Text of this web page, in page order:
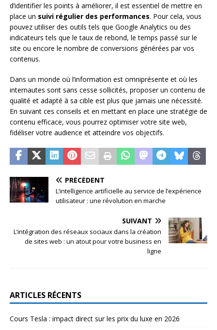
d’identifier les points à améliorer, il est essentiel de mettre en
place un suivi régulier des performances. Pour cela, vous
pouvez utiliser des outils tels que Google Analytics ou des
indicateurs tels que le taux de rebond, le temps passé sur le
site ou encore le nombre de conversions générées par vos
contenus.
Dans un monde où l’information est omniprésente et où les
internautes sont sans cesse sollicités, proposer un contenu de
qualité et adapté à sa cible est plus que jamais une nécessité.
En suivant ces conseils et en mettant en place une stratégie de
contenu efficace, vous pourrez optimiser votre site web,
fidéliser votre audience et atteindre vos objectifs.
PRÉCÉDENT
L’intelligence artificielle au service de l’expérience
utilisateur : une révolution en marche
SUIVANT
L’intégration des réseaux sociaux dans la création
de sites web : un atout pour votre business en
ligne
ARTICLES RÉCENTS
Cours Tesla : impact direct sur les prix du luxe en 2026